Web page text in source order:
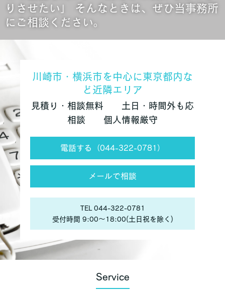
りさせたい」 そんなときは、ぜひ当事務所
にご相談ください。
川崎市・横浜市を中心に東京都内な
ど近隣エリア
見積り・相談無料 土日・時間外も応
相談 個人情報厳守
電話する（044-322-0781）
メールで相談
TEL 044-322-0781
受付時間 9:00〜18:00(土日祝を除く)
Service